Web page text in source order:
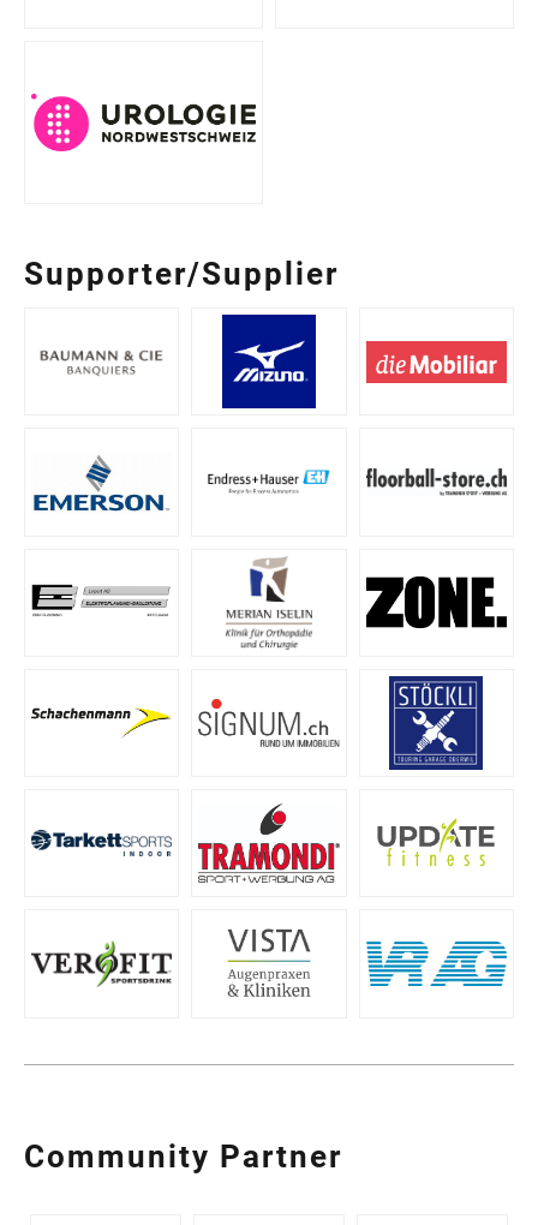
Supporter/Supplier
Community Partner